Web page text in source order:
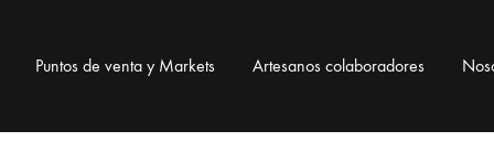
Puntos de venta y Markets Artesanos colaboradores